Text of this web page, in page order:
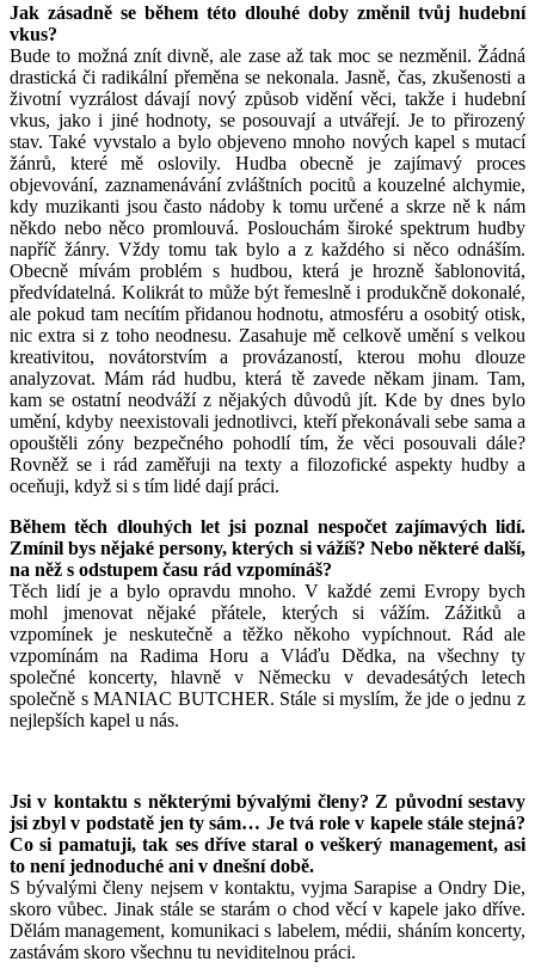
Jak zásadně se během této dlouhé doby změnil tvůj hudební
vkus?
Bude to možná znít divně, ale zase až tak moc se nezměnil. Žádná
drastická či radikální přeměna se nekonala. Jasně, čas, zkušenosti a
životní vyzrálost dávají nový způsob vidění věci, takže i hudební
vkus, jako i jiné hodnoty, se posouvají a utvářejí. Je to přirozený
stav. Také vyvstalo a bylo objeveno mnoho nových kapel s mutací
žánrů, které mě oslovily. Hudba obecně je zajímavý proces
objevování, zaznamenávání zvláštních pocitů a kouzelné alchymie,
kdy muzikanti jsou často nádoby k tomu určené a skrze ně k nám
někdo nebo něco promlouvá. Poslouchám široké spektrum hudby
napříč žánry. Vždy tomu tak bylo a z každého si něco odnáším.
Obecně mívám problém s hudbou, která je hrozně šablonovitá,
předvídatelná. Kolikrát to může být řemeslně i produkčně dokonalé,
ale pokud tam necítím přidanou hodnotu, atmosféru a osobitý otisk,
nic extra si z toho neodnesu. Zasahuje mě celkově umění s velkou
kreativitou, novátorstvím a provázaností, kterou mohu dlouze
analyzovat. Mám rád hudbu, která tě zavede někam jinam. Tam,
kam se ostatní neodváží z nějakých důvodů jít. Kde by dnes bylo
umění, kdyby neexistovali jednotlivci, kteří překonávali sebe sama a
opouštěli zóny bezpečného pohodlí tím, že věci posouvali dále?
Rovněž se i rád zaměřuji na texty a filozofické aspekty hudby a
oceňuji, když si s tím lidé dají práci.
Během těch dlouhých let jsi poznal nespočet zajímavých lidí.
Zmínil bys nějaké persony, kterých si vážíš? Nebo některé další,
na něž s odstupem času rád vzpomínáš?
Těch lidí je a bylo opravdu mnoho. V každé zemi Evropy bych
mohl jmenovat nějaké přátele, kterých si vážím. Zážitků a
vzpomínek je neskutečně a těžko někoho vypíchnout. Rád ale
vzpomínám na Radima Horu a Vláďu Dědka, na všechny ty
společné koncerty, hlavně v Německu v devadesátých letech
společně s MANIAC BUTCHER. Stále si myslím, že jde o jednu z
nejlepších kapel u nás.
Jsi v kontaktu s některými bývalými členy? Z původní sestavy
jsi zbyl v podstatě jen ty sám… Je tvá role v kapele stále stejná?
Co si pamatuji, tak ses dříve staral o veškerý management, asi
to není jednoduché ani v dnešní době.
S bývalými členy nejsem v kontaktu, vyjma Sarapise a Ondry Die,
skoro vůbec. Jinak stále se starám o chod věcí v kapele jako dříve.
Dělám management, komunikaci s labelem, médii, sháním koncerty,
zastávám skoro všechnu tu neviditelnou práci.